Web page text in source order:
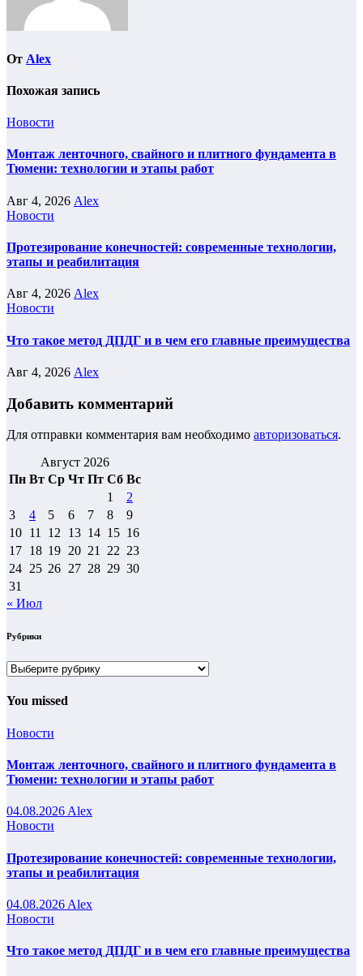
От Alex
Похожая запись
Новости
Монтаж ленточного, свайного и плитного фундамента в
Тюмени: технологии и этапы работ
Авг 4, 2026 Alex
Новости
Протезирование конечностей: современные технологии,
этапы и реабилитация
Авг 4, 2026 Alex
Новости
Что такое метод ДПДГ и в чем его главные преимущества
Авг 4, 2026 Alex
Добавить комментарий
Для отправки комментария вам необходимо авторизоваться.
Август 2026
Пн Вт Ср Чт Пт Сб Вс
1
2
3
4 5 6 7 8
9
10 11 12 13 14 15 16
17 18 19 20 21 22 23
24 25 26 27 28 29 30
31
« Июл
Рубрики
Рубрики
You missed
Новости
Монтаж ленточного, свайного и плитного фундамента в
Тюмени: технологии и этапы работ
04.08.2026 Alex
Новости
Протезирование конечностей: современные технологии,
этапы и реабилитация
04.08.2026 Alex
Новости
Что такое метод ДПДГ и в чем его главные преимущества